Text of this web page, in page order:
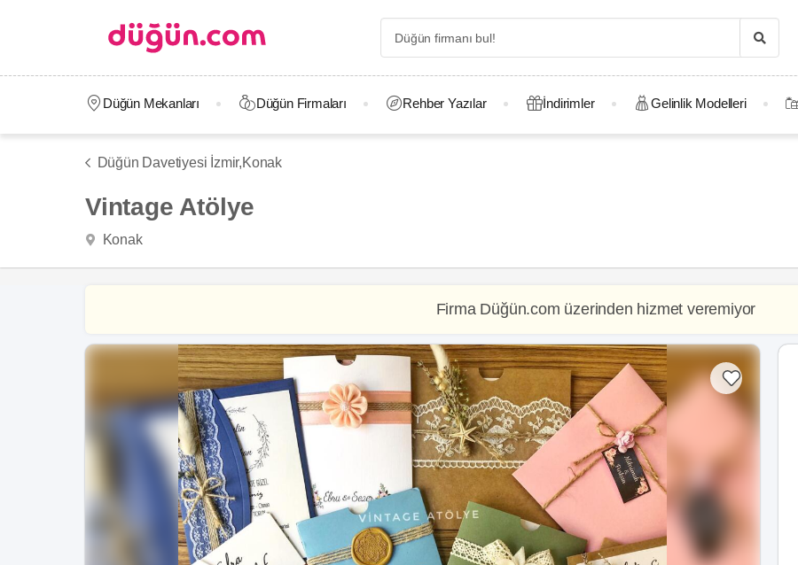
Düğün Mekanları Düğün Firmaları Rehber Yazılar İndirimler Gelinlik Modelleri
Düğün Davetiyesi İzmir,Konak
Vintage Atölye
Konak
Firma Düğün.com üzerinden hizmet veremiyor